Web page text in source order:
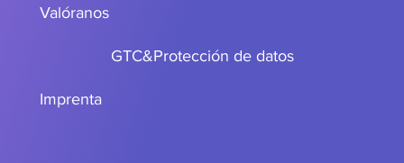
Valóranos
GTC&Protección de datos
Imprenta